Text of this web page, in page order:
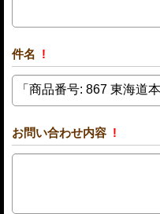
件名 !
お問い合わせ内容 !